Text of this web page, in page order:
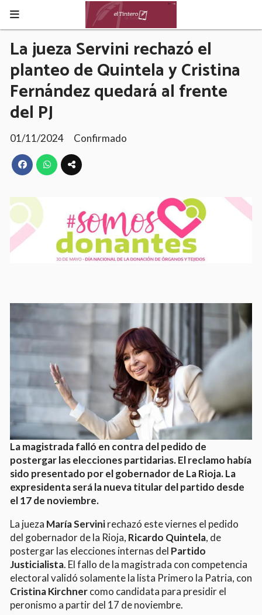
La jueza Servini rechazó el
planteo de Quintela y Cristina
Fernández quedará al frente
del PJ
01/11/2024 Confirmado
La magistrada falló en contra del pedido de
postergar las elecciones partidarias. El reclamo había
sido presentado por el gobernador de La Rioja. La
expresidenta será la nueva titular del partido desde
el 17 de noviembre.
La jueza María Servinirechazó este viernes el pedido
del gobernador de la Rioja, Ricardo Quintela, de
postergar las elecciones internas del Partido
Justicialista. El fallo de la magistrada con competencia
electoral validó solamente la lista Primero la Patria, con
Cristina Kirchnercomo candidata para presidir el
peronismo a partir del 17 de noviembre.